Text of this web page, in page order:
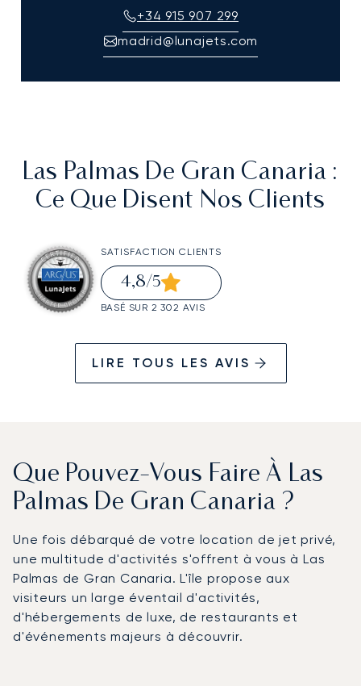
+34 915 907 299
madrid@lunajets.com
Las Palmas De Gran Canaria :
Ce Que Disent Nos Clients
SATISFACTION CLIENTS
4,8/5
BASÉ SUR 2 302 AVIS
LIRE TOUS LES AVIS
Que Pouvez-Vous Faire À Las
Palmas De Gran Canaria ?
Une fois débarqué de votre location de jet privé,
une multitude d'activités s'offrent à vous à Las
Palmas de Gran Canaria. L'île propose aux
visiteurs un large éventail d'activités,
d'hébergements de luxe, de restaurants et
d'événements majeurs à découvrir.